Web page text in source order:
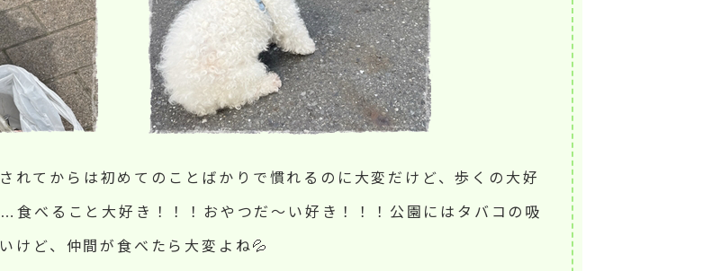
てからは初めてのことばかりで慣れるのに大変だけど、歩くの大好
食べること大好き！！！おやつだ～い好き！！！公園にはタバコの吸
けど、仲間が食べたら大変よね💦